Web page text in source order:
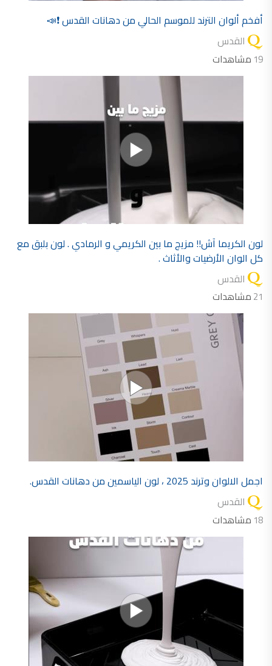
فلل للبيع في عمان - طريق المطار
فلل للبيع في خلدا
اسماء صالونات تجميل في سوريا,
دهان بيوت ,
دهان جدران ,
دهان ضد العن,
عروض دهان بيوت ,
أفخم ألوان الترند للموسم الحالي من دهانات القدس ❗📣
القدس
19 مشاهدات
لون الكريما آش!! مزيج ما بين الكريمي و الرمادي . لون بلبق مع
كل الوان الأرضيات والأثاث .
القدس
21مشاهدات
اجمل الالوان وترند 2025 ، لون الياسمين من دهانات القدس.
القدس
18 مشاهدات